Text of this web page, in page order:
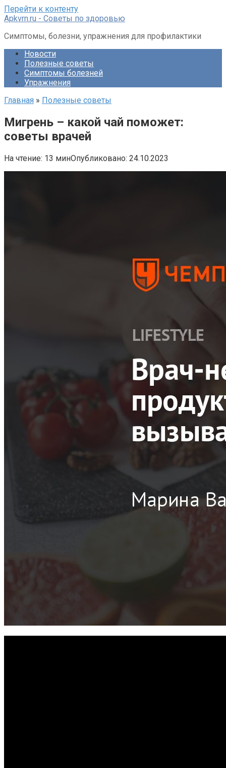
Перейти к контенту
Apkvrn.ru - Советы по здоровью
Симптомы, болезни, упражнения для профилактики
Новости
Полезные советы
Симптомы болезней
Упражнения
Главная » Полезные советы
Мигрень – какой чай поможет:
советы врачей
На чтение: 13 минОпубликовано: 24.10.2023